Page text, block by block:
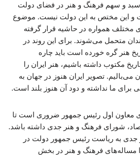
و سهم فرهنگ و هنر در فضای دولت
و این مختص به این دولت نیست. موضوع
مختلف همواره در حاشیه قرار گرفته
متحمل می‌شوند. برای این روند در
هنر گره خورده است باید چاره
مکتوب داشته باشیم، هنر ایران را
تصویر ایران هنوز در جهان به
ما نداشته و دود آن هنوز بلند است.
معاون اول رئیس جمهور ضروری است تا
شورای فرهنگ و هنر جدی داشته باشد.
جدی به ریاست رئیس جمهور دولت در
مساله‌های فرهنگ و هنر در بخش